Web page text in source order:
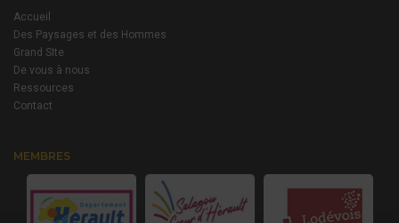
Accueil
Des Paysages et des Hommes
Grand SIte
De vous à nous
Ressources
Contact
MEMBRES